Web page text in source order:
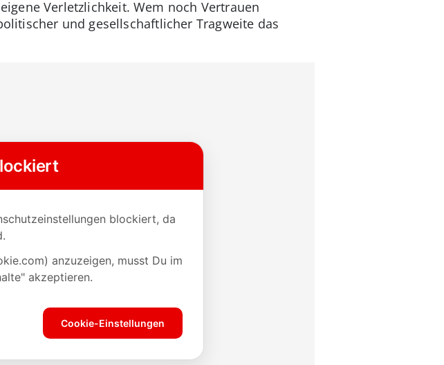
Verletzlichkeit. Wem noch Vertrauen
und gesellschaftlicher Tragweite das